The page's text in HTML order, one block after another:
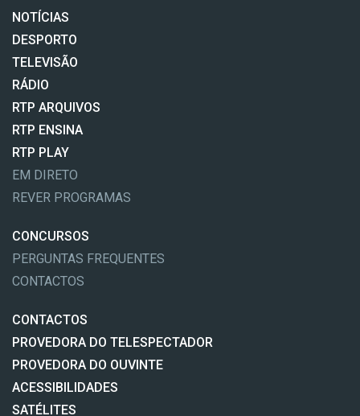
NOTÍCIAS
DESPORTO
TELEVISÃO
RÁDIO
RTP ARQUIVOS
RTP ENSINA
RTP PLAY
EM DIRETO
REVER PROGRAMAS
CONCURSOS
PERGUNTAS FREQUENTES
CONTACTOS
CONTACTOS
PROVEDORA DO TELESPECTADOR
PROVEDORA DO OUVINTE
ACESSIBILIDADES
SATÉLITES